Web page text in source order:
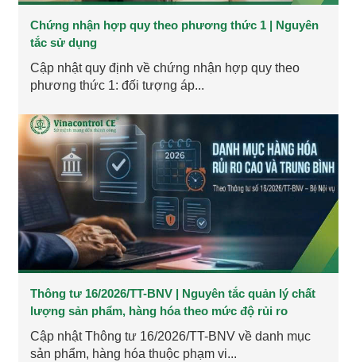
Chứng nhận hợp quy theo phương thức 1 | Nguyên
tắc sử dụng
Cập nhật quy định về chứng nhận hợp quy theo
phương thức 1: đối tượng áp...
Thông tư 16/2026/TT-BNV | Nguyên tắc quản lý chất
lượng sản phẩm, hàng hóa theo mức độ rủi ro
Cập nhật Thông tư 16/2026/TT-BNV về danh mục
sản phẩm, hàng hóa thuộc phạm vi...